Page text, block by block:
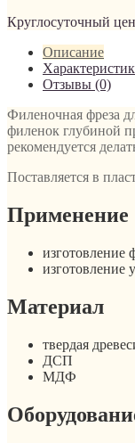
Круглосуточный
Описание
Отзывы (0)
Филеночная фреза
филенок глубиной
рекомендуется
Поставляется в
Применение
изготовление
изготовление
Материал
твердая
ДСП
МДФ